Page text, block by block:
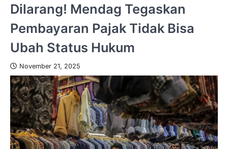
Dilarang! Mendag Tegaskan
Pembayaran Pajak Tidak Bisa
Ubah Status Hukum
November 21, 2025